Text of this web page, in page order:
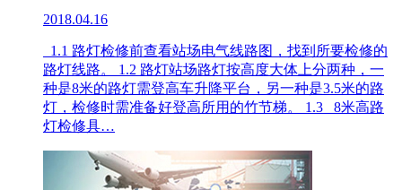
2018.04.16
1.1 路灯检修前查看站场电气线路图，找到所要检修的
路灯线路。 1.2 路灯站场路灯按高度大体上分两种，一
种是8米的路灯需登高车升降平台，另一种是3.5米的路
灯，检修时需准备好登高所用的竹节梯。 1.3 8米高路
灯检修具…